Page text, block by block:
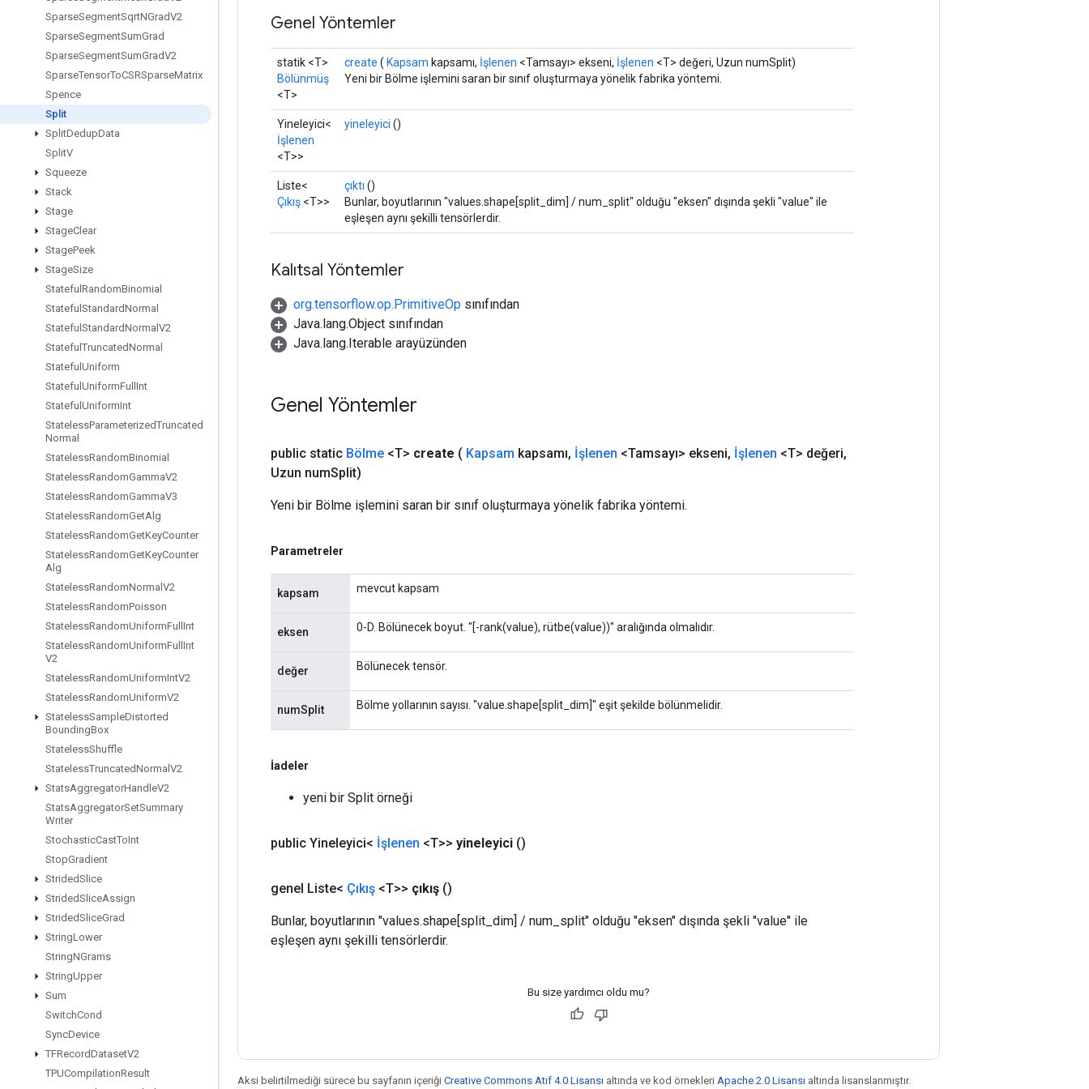
SparseSegmentSqrtNGradV2
SparseSegmentSumGrad
SparseSegmentSumGradV2
SparseTensorToCSRSparseMatrix
Spence
Split
SplitDedupData
SplitV
Squeeze
Stack
Stage
StageClear
StagePeek
StageSize
Stateful RandomBinomial
Stateful StandardNormal
Stateful StandardNormal V2
Stateful TruncatedNormal
Stateful Uniform
Stateful UniformFull Int
Stateful UniformInt
StatelessParameterizedTruncated
Normal
StatelessRandomBinomial
StatelessRandomGammaV2
StatelessRandomGammaV3
StatelessRandomGetAlg
StatelessRandomGetKeyCounter
StatelessRandomGetKeyCounter
Alg
StatelessRandomNormal V2
StatelessRandomPoisson
StatelessRandomUniformFull Int
StatelessRandomUniformFull Int
V2
StatelessRandomUniformIntV2
StatelessRandomUniformV2
StatelessSampleDistorted
BoundingBox
StatelessShuffle
StatelessTruncatedNormal V2
StatsAggregatorHandleV2
StatsAggregatorSetSummary
Writer
StochasticCastToInt
StopGradient
StridedSlice
StridedSliceAssign
StridedSliceGrad
StringLower
StringNGrams
StringUpper
Sum
SwitchCond
SyncDevice
TFRecordDatasetV2
TPUCompilationResult
Genel Yöntemler
statik <T>
Bölünmüş
<T>
create ( Kapsam kapsamı, İşlenen <Tamsayı> ekseni, İşlenen <T> değeri, Uzun numSplit)
Yeni bir Bölme işlemini saran bir sınıf oluşturmaya yönelik fabrika yöntemi.
Yineleyici<
İşlenen
<T>>
yineleyici ()
Liste<
Çıkış <T>>
çıktı ()
Bunlar, boyutlarının "values.shape[split_dim] / num_split" olduğu "eksen" dışında şekli "value" ile
eşleşen aynı şekilli tensörlerdir.
Kalıtsal Yöntemler
org.tensorflow.op.PrimitiveOp sınıfından
Java.lang.Object sınıfından
Java.lang.Iterable arayüzünden
Genel Yöntemler
public static Bölme <T> create ( Kapsam kapsamı, İşlenen <Tamsayı> ekseni, İşlenen <T> değeri,
Uzun numSplit)
Yeni bir Bölme işlemini saran bir sınıf oluşturmaya yönelik fabrika yöntemi.
Parametreler
kapsam mevcut kapsam
eksen 0-D. Bölünecek boyut. "[-rank(value), rütbe(value))" aralığında olmalıdır.
değer Bölünecek tensör.
numSplit Bölme yollarının sayısı. "value.shape[split_dim]" eşit şekilde bölünmelidir.
İadeler
yeni bir Split örneği
public Yineleyici< İşlenen <T>> yineleyici ()
genel Liste< Çıkış <T>> çıkış ()
Bunlar, boyutlarının "values.shape[split_dim] / num_split" olduğu "eksen" dışında şekli "value" ile
eşleşen aynı şekilli tensörlerdir.
Bu size yardımcı oldu mu?
Aksi belirtilmediği sürece bu sayfanın içeriği Creative Commons Atıf 4.0 Lisansı altında ve kod örnekleri Apache 2.0 Lisansı altında lisanslanmıştır.